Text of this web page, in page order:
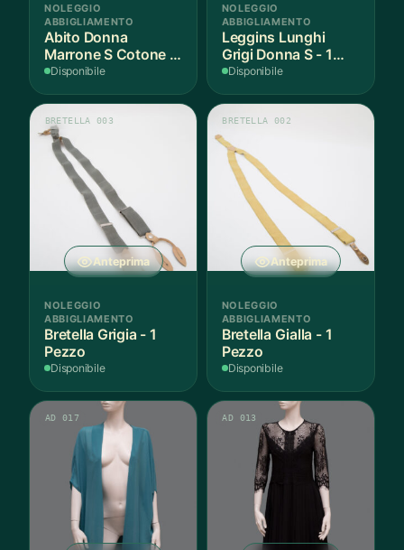
NOLEGGIO
ABBIGLIAMENTO
Abito Donna
Marrone S Cotone -
1 Pezzo
Disponibile
NOLEGGIO
ABBIGLIAMENTO
Leggins Lunghi
Grigi Donna S - 1
Paio
Disponibile
Anteprima
BRETELLA 003
NOLEGGIO
ABBIGLIAMENTO
Bretella Grigia - 1
Pezzo
Disponibile
Anteprima
BRETELLA 002
NOLEGGIO
ABBIGLIAMENTO
Bretella Gialla - 1
Pezzo
Disponibile
AD 017 AD 013